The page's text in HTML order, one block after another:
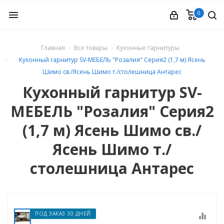
menu 0
Главная Все товары
Кухонные гарнитуры
Кухонный гарнитур SV-МЕБЕЛЬ "Розалия" Серия2 (1,7 м) Ясень
Шимо св./Ясень Шимо т./столешница Антарес
Кухонный гарнитур SV-
МЕБЕЛЬ "Розалия" Серия2
(1,7 м) Ясень Шимо св./
Ясень Шимо т./
столешница Антарес
ПОД ЗАКАЗ 30 ДНЕЙ equalizer